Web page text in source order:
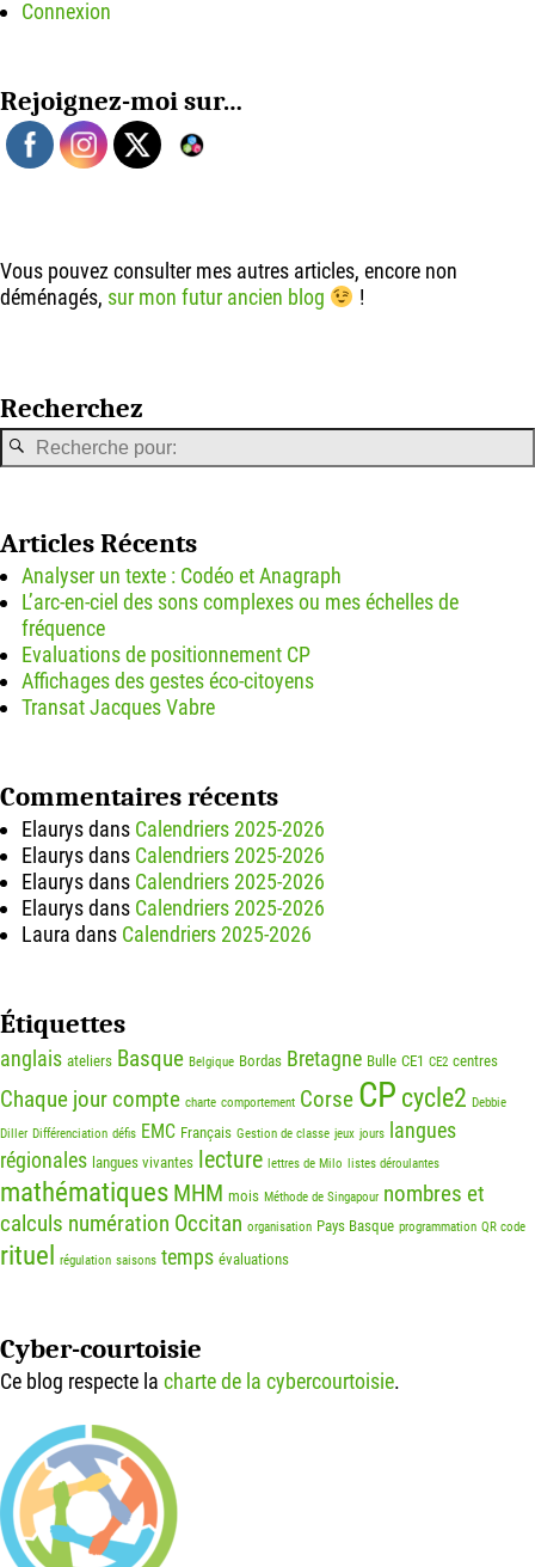
Connexion
Rejoignez-moi sur…
Vous pouvez consulter mes autres articles, encore non
déménagés, sur mon futur ancien blog !
Recherchez
Articles Récents
Analyser un texte : Codéo et Anagraph
L’arc-en-ciel des sons complexes ou mes échelles de
fréquence
Evaluations de positionnement CP
Affichages des gestes éco-citoyens
Transat Jacques Vabre
Commentaires récents
Elaurysdans Calendriers 2025-2026
Elaurysdans Calendriers 2025-2026
Elaurysdans Calendriers 2025-2026
Elaurysdans Calendriers 2025-2026
Laura dans Calendriers 2025-2026
Étiquettes
anglais ateliers Basque Belgique Bordas Bretagne Bulle CE1 CE2 centres
Chaque jour compte charte comportement Corse CP cycle2 Debbie
Diller Différenciation défis EMC Français Gestion de classe jeux jours
langues
régionales langues vivantes lecture lettres de Milo listes déroulantes
mathématiques MHM mois Méthode de Singapour nombres et
calculs numération Occitan organisation Pays Basque programmation QR code
rituel régulation saisons temps évaluations
Cyber-courtoisie
Ce blog respecte la charte de la cybercourtoisie.